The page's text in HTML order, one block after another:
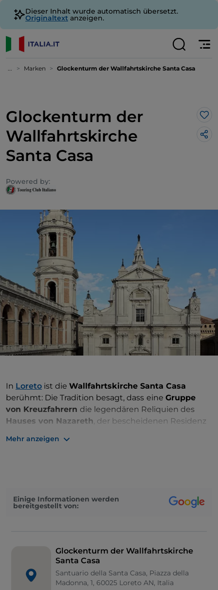
Dieser Inhalt wurde automatisch übersetzt.
Originaltext anzeigen.
... Marken Glockenturm der Wallfahrtskirche Santa Casa
Glockenturm der
Wallfahrtskirche
Santa Casa
Powered by:
In Loreto ist die Wallfahrtskirche Santa Casa
berühmt: Die Tradition besagt, dass eine Gruppe
von Kreuzfahrern die legendären Reliquien des
Hauses von Nazareth, der bescheidenen Residenz
hierher gebracht hat. Dieses grandiose Gebäude im
Marken. Das raffinierte Projekt von Luigi Vanvitelli,
verziert werden sollten. Im Turm läuten9
. Die größte, die liebevoll „
wird, wiegt über50Zentner und zieht die
Aufmerksamkeit von Tausenden von Gläubigen und
Mehr anzeigen
Einige Informationen werden
bereitgestellt von:
Glockenturm der Wallfahrtskirche
Santa Casa
Santuario della Santa Casa, Piazza della
Madonna, 1, 60025 Loreto AN, Italia